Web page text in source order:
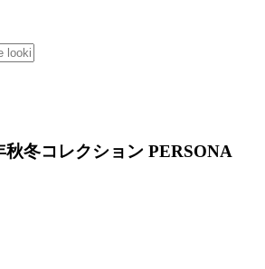
冬コレクション PERSONA